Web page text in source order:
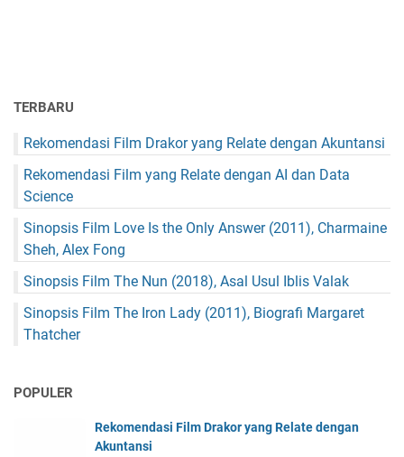
TERBARU
Rekomendasi Film Drakor yang Relate dengan Akuntansi
Rekomendasi Film yang Relate dengan AI dan Data
Science
Sinopsis Film Love Is the Only Answer (2011), Charmaine
Sheh, Alex Fong
Sinopsis Film The Nun (2018), Asal Usul Iblis Valak
Sinopsis Film The Iron Lady (2011), Biografi Margaret
Thatcher
POPULER
Rekomendasi Film Drakor yang Relate dengan
Akuntansi